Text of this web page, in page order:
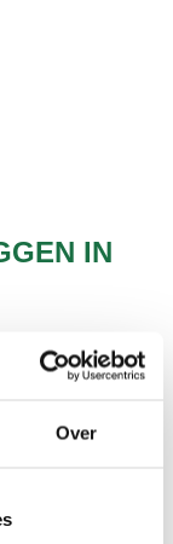
Over
IN
rij